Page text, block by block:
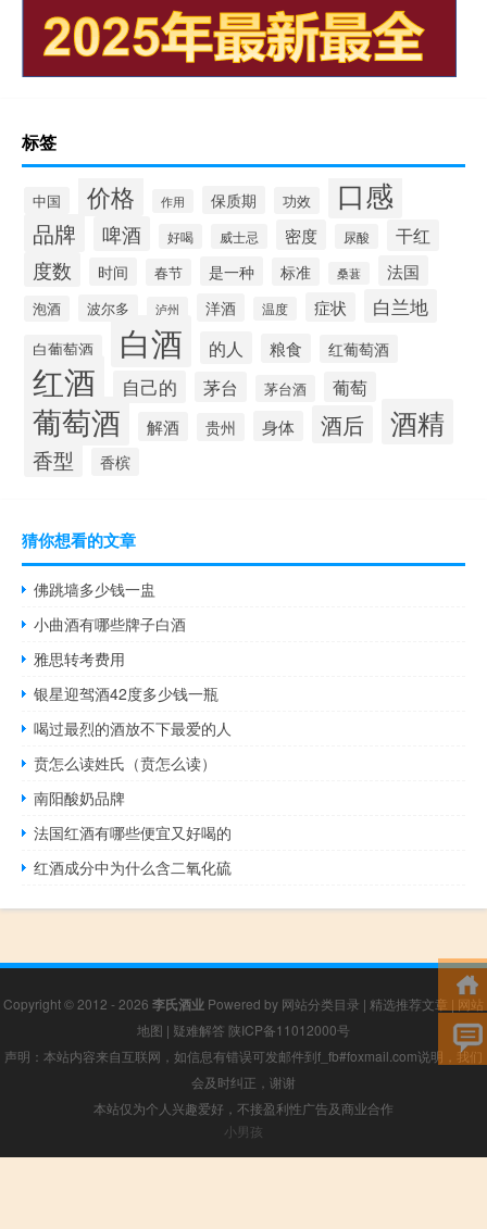
标签
中国 价格 作用 保质期 功效 口感
品牌 啤酒 好喝 威士忌 密度 尿酸 干红
度数 时间 春节 是一种 标准 桑葚 法国
泡酒 波尔多 泸州 洋酒 温度 症状 白兰地
白葡萄酒 白酒 的人 粮食 红葡萄酒
红酒 自己的 茅台 茅台酒 葡萄
葡萄酒 解酒 贵州 身体 酒后 酒精
香型 香槟
猜你想看的文章
佛跳墙多少钱一盅
小曲酒有哪些牌子白酒
雅思转考费用
银星迎驾酒42度多少钱一瓶
喝过最烈的酒放不下最爱的人
贲怎么读姓氏（贲怎么读）
南阳酸奶品牌
法国红酒有哪些便宜又好喝的
红酒成分中为什么含二氧化硫
Copyright © 2012 - 2026 李氏酒业 Powered by 网站分类目录 | 精选推荐文章 | 网站
地图 | 疑难解答 陕ICP备11012000号
声明：本站内容来自互联网，如信息有错误可发邮件到f_fb#foxmail.com说明，我们
会及时纠正，谢谢
本站仅为个人兴趣爱好，不接盈利性广告及商业合作
小男孩